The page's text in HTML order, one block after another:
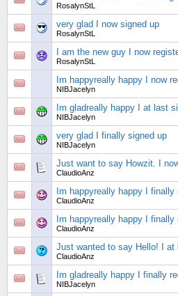
RosalynStL
very glad I now signed up
RosalynStL
I am the new guy I now
RosalynStL
Im happyreally happy I now
NIBJacelyn
Im gladreally happy I at last
NIBJacelyn
very glad I finally signed up
NIBJacelyn
Just want to say Howzit. I
ClaudioAnz
Im happyreally happy I finally
ClaudioAnz
Im happyreally happy I finally
ClaudioAnz
Just wanted to say Hello! I at
ClaudioAnz
Im gladreally happy I finally
NIBJacelyn